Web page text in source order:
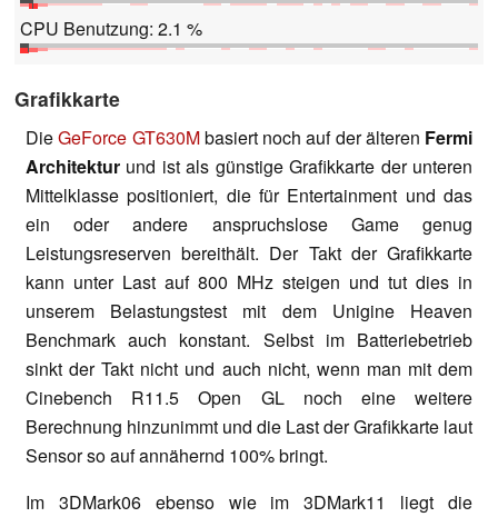
CPU Benutzung: 2.1 %
Grafikkarte
DieGeForce GT630Mbasiert noch auf der älteren Fermi
Architektur und ist als günstige Grafikkarte der unteren
Mittelklasse positioniert, die für Entertainment und das
ein oder andere anspruchslose Game genug
Leistungsreserven bereithält. Der Takt der Grafikkarte
kann unter Last auf 800 MHz steigen und tut dies in
unserem Belastungstest mit dem Unigine Heaven
Benchmark auch konstant. Selbst im Batteriebetrieb
sinkt der Takt nicht und auch nicht, wenn man mit dem
Cinebench R11.5 Open GL noch eine weitere
Berechnung hinzunimmt und die Last der Grafikkarte laut
Sensor so auf annähernd 100% bringt.
Im 3DMark06 ebenso wie im 3DMark11 liegt die